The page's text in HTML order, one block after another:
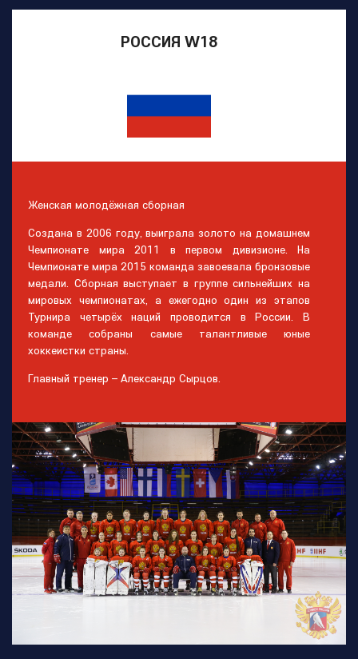
РОССИЯ W18
Женская молодёжная сборная
Создана в 2006 году, выиграла золото на домашнем
Чемпионате мира 2011 в первом дивизионе. На
Чемпионате мира 2015 команда завоевала бронзовые
медали. Сборная выступает в группе сильнейших на
мировых чемпионатах, а ежегодно один из этапов
Турнира четырёх наций проводится в России. В
команде собраны самые талантливые юные
хоккеистки страны.
Главный тренер – Александр Сырцов.